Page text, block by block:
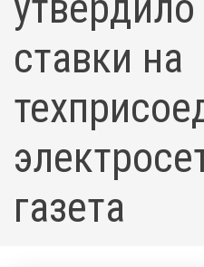
ставки на
газета